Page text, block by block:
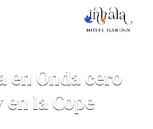
en Onda cero
la Cope